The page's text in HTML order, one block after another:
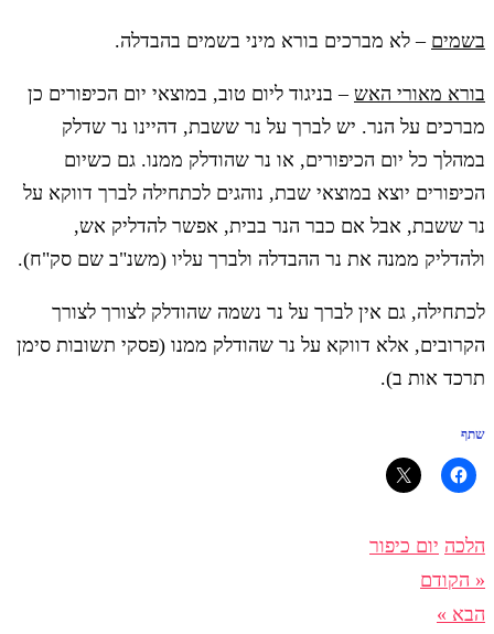
בשמים – לא מברכים בורא מיני בשמים בהבדלה.
בורא מאורי האש – בניגוד ליום טוב, במוצאי יום הכיפורים כן
מברכים על הנר. יש לברך על נר ששבת, דהיינו נר שדלק
במהלך כל יום הכיפורים, או נר שהודלק ממנו. גם כשיום
הכיפורים יוצא במוצאי שבת, נוהגים לכתחילה לברך דווקא על
נר ששבת, אבל אם כבר הנר בבית, אפשר להדליק אש,
ולהדליק ממנה את נר ההבדלה ולברך עליו (משנ"ב שם סק"ח).
לכתחילה, גם אין לברך על נר נשמה שהודלק לצורך לצורך
הקרובים, אלא דווקא על נר שהודלק ממנו (פסקי תשובות סימן
תרכד אות ב).
שתף
הלכה יום כיפור
« הקודם
הבא »